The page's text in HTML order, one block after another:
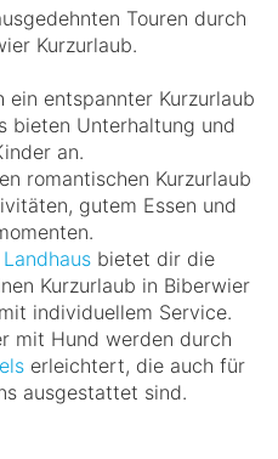
Touren durch
Kurzurlaub.
ein entspannter Kurzurlaub
bieten Unterhaltung und
an.
romantischen Kurzurlaub
gutem Essen und
bietet dir die
Kurzurlaub in Biberwier
individuellem Service.
mit Hund werden durch
erleichtert, die auch für
ausgestattet sind.